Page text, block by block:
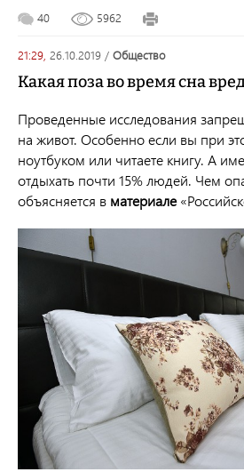
40 5962
21:29, 26.10.2019 / общество
Какая поза во время сна
Проведенные исследования
на живот. Особенно если вы при
ноутбуком или читаете книгу. А
отдыхать почти 15% людей. Чем
объясняется в материале